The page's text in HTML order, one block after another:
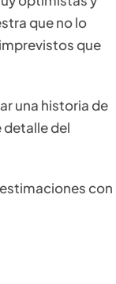
que no lo
que
una historia de
detalle del
con